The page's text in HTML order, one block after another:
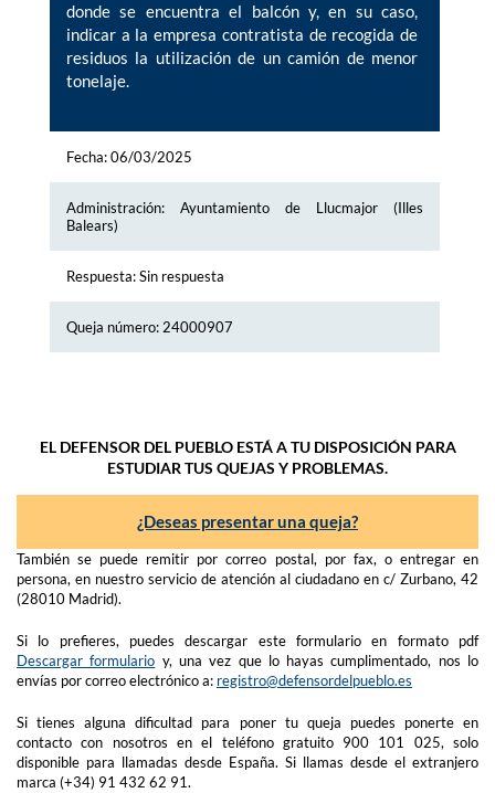
donde se encuentra el balcón y, en su caso,
indicar a la empresa contratista de recogida de
residuos la utilización de un camión de menor
tonelaje.
Fecha: 06/03/2025
Administración: Ayuntamiento de Llucmajor (Illes
Balears)
Respuesta: Sin respuesta
Queja número: 24000907
EL DEFENSOR DEL PUEBLO ESTÁ A TU DISPOSICIÓN PARA
ESTUDIAR TUS QUEJAS Y PROBLEMAS.
¿Deseas presentar una queja?
También se puede remitir por correo postal, por fax, o entregar en
persona, en nuestro servicio de atención al ciudadano en c/ Zurbano, 42
(28010 Madrid).
Si lo prefieres, puedes descargar este formulario en formato pdf
Descargar formulario y, una vez que lo hayas cumplimentado, nos lo
envías por correo electrónico a: registro@defensordelpueblo.es
Si tienes alguna dificultad para poner tu queja puedes ponerte en
contacto con nosotros en el teléfono gratuito 900 101 025, solo
disponible para llamadas desde España. Si llamas desde el extranjero
marca (+34) 91 432 62 91.